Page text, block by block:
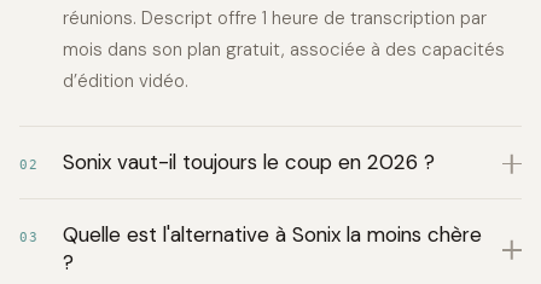
réunions. Descript offre 1 heure de transcription par
mois dans son plan gratuit, associée à des capacités
d’édition vidéo.
02 Sonix vaut-il toujours le coup en 2026 ?
03
Quelle est l'alternative à Sonix la moins chère
?